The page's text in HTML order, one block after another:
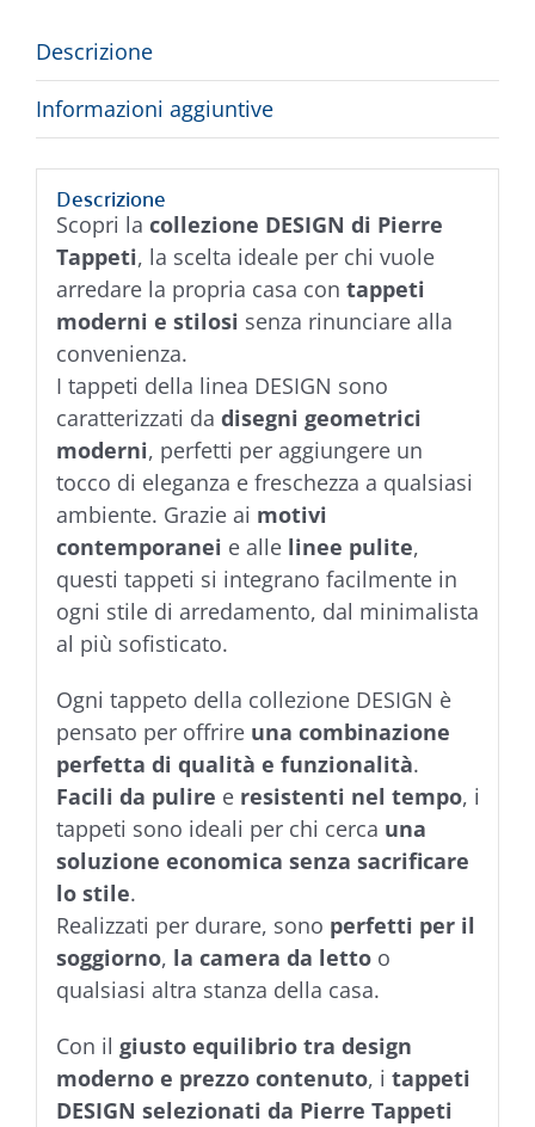
Descrizione
Informazioni aggiuntive
Descrizione
Scopri la collezione DESIGN di Pierre
Tappeti, la scelta ideale per chi vuole
arredare la propria casa con tappeti
moderni e stilosi senza rinunciare alla
convenienza.
I tappeti della linea DESIGN sono
caratterizzati da disegni geometrici
moderni, perfetti per aggiungere un
tocco di eleganza e freschezza a qualsiasi
ambiente. Grazie ai motivi
contemporanei e alle linee pulite,
questi tappeti si integrano facilmente in
ogni stile di arredamento, dal minimalista
al più sofisticato.
Ogni tappeto della collezione DESIGN è
pensato per offrire una combinazione
perfetta di qualità e funzionalità.
Facili da pulire e resistenti nel tempo, i
tappeti sono ideali per chi cerca una
soluzione economica senza sacrificare
lo stile.
Realizzati per durare, sono perfetti per il
soggiorno, la camera da lettoo
qualsiasi altra stanza della casa.
Con il giusto equilibrio tra design
moderno e prezzo contenuto, i tappeti
DESIGN selezionati da Pierre Tappeti